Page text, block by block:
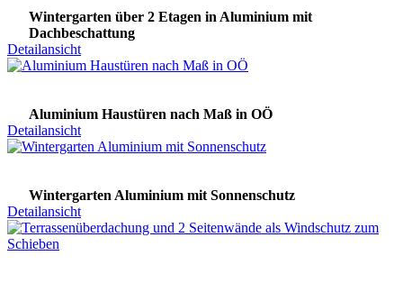
Wintergarten über 2 Etagen in Aluminium mit
Dachbeschattung
Detailansicht
Aluminium Haustüren nach Maß in OÖ
Detailansicht
Wintergarten Aluminium mit Sonnenschutz
Detailansicht